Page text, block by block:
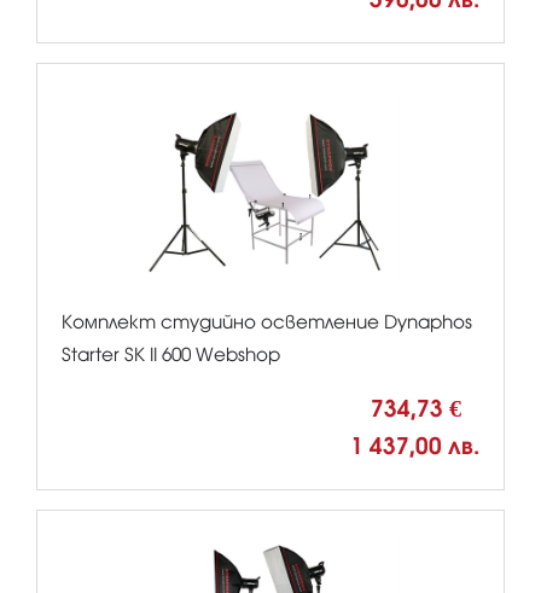
Комплект студийно осветление Dynaphos
Starter SK II 600 Webshop
734,73 €
1 437,00 лв.